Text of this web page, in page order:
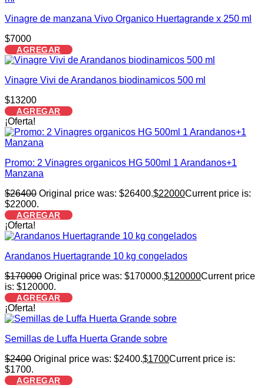
Vinagre de manzana Vivo Organico Huertagrande x 250 ml
$7000
AGREGAR
Vinagre Vivi de Arandanos biodinamicos 500 ml
$13200
AGREGAR
¡Oferta!
Promo: 2 Vinagres organicos HG 500ml 1 Arandanos+1
Manzana
$26400 Original price was: $26400.$22000Current price is:
$22000.
AGREGAR
¡Oferta!
Arandanos Huertagrande 10 kg congelados
$170000 Original price was: $170000.$120000Current price
is: $120000.
AGREGAR
¡Oferta!
Semillas de Luffa Huerta Grande sobre
$2400 Original price was: $2400.$1700Current price is:
$1700.
AGREGAR